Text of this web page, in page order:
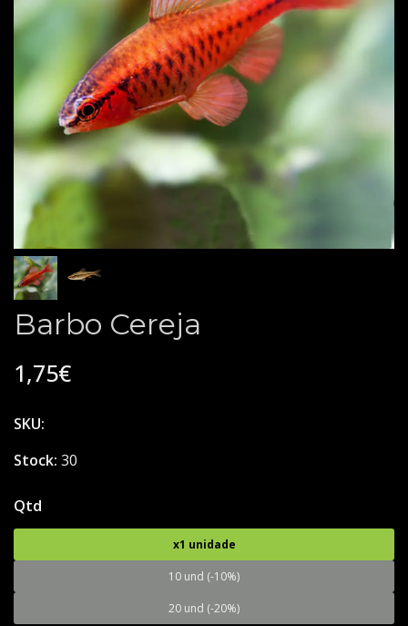
Barbo Cereja
1,75€
SKU:
Stock: 30
Qtd
x1 unidade
10 und (-10%)
20 und (-20%)